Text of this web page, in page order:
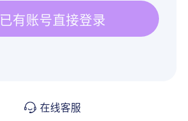
已有账号直接登录
在线客服